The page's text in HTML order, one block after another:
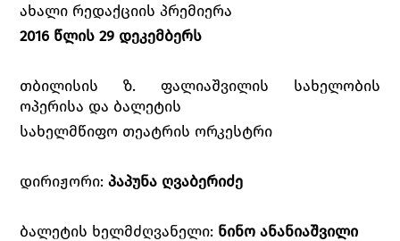
ახალი რედაქციის პრემიერა
2016 წლის 29 დეკემბერს
თბილისის ზ. ფალიაშვილის სახელობის
ოპერისა და ბალეტის
სახელმწიფო თეატრის ორკესტრი
დირიჟორი:პაპუნა ღვაბერიძე
ბალეტის ხელმძღვანელი: ნინო ანანიაშვილი